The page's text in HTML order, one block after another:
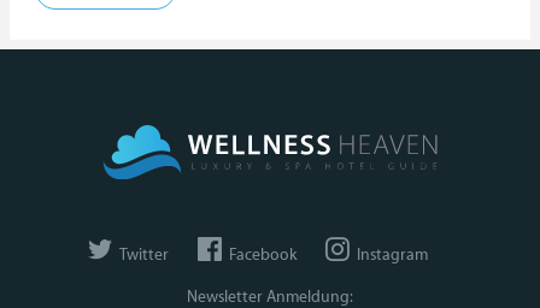
Twitter Facebook Instagram
Newsletter Anmeldung: